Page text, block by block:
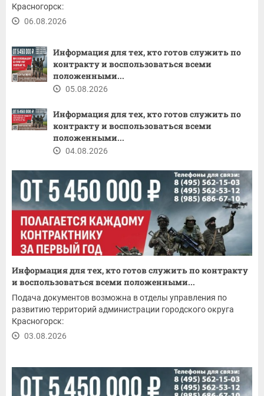
Красногорск:
06.08.2026
Информация для тех, кто готов служить по
контракту и воспользоваться всеми
положенными...
05.08.2026
Информация для тех, кто готов служить по
контракту и воспользоваться всеми
положенными...
04.08.2026
Информация для тех, кто готов служить по контракту
и воспользоваться всеми положенными...
Подача документов возможна в отделы управления по
развитию территорий администрации городского округа
Красногорск:
03.08.2026